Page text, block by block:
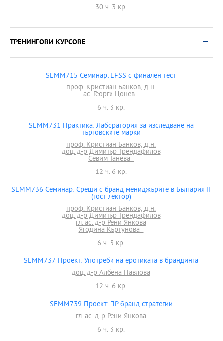
30 ч. 3 кр.
ТРЕНИНГОВИ КУРСОВЕ
SEMM715 Семинар: EFSS с финален тест
проф. Кристиан Банков, д.н.
ас. Георги Цонев
6 ч. 3 кр.
SEMM731 Практика: Лаборатория за изследване на
търговските марки
проф. Кристиан Банков, д.н.
доц. д-р Димитър Трендафилов
Севим Танева
12 ч. 6 кр.
SEMM736 Семинар: Срещи с бранд мениджърите в България II
(гост лектор)
проф. Кристиан Банков, д.н.
доц. д-р Димитър Трендафилов
гл. ас. д-р Рени Янкова
Ягодина Къртунова
6 ч. 3 кр.
SEMM737 Проект: Употреби на еротиката в брандинга
доц. д-р Албена Павлова
12 ч. 6 кр.
SEMM739 Проект: ПР бранд стратегии
гл. ас. д-р Рени Янкова
6 ч. 3 кр.